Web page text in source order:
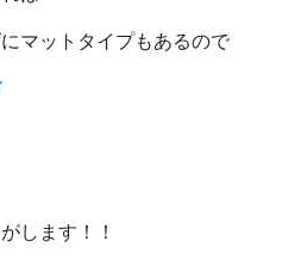
マットタイプもあるので
します！！